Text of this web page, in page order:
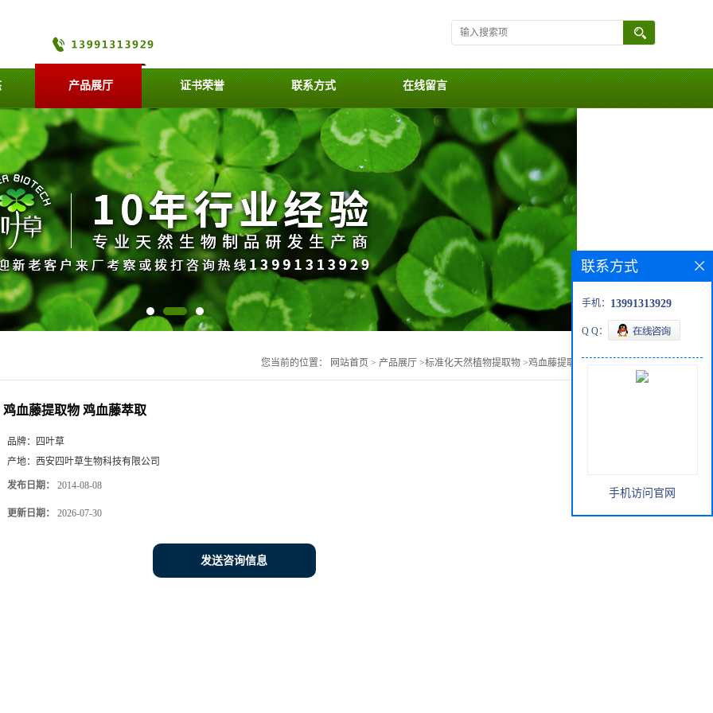
产品展厅 证书荣誉 联系方式 在线留言
您当前的位置： 网站首页 > 产品展厅 >标准化天然植物提取物 >鸡血藤提取物 鸡血藤萃取
鸡血藤提取物 鸡血藤萃取
品牌：
四叶草
产地： 西安四叶草生物科技有限公司
发布日期： 2014-08-08
更新日期： 2026-07-30
发送咨询信息
联系方式
手机： 13991313929
Q Q：
手机访问官网